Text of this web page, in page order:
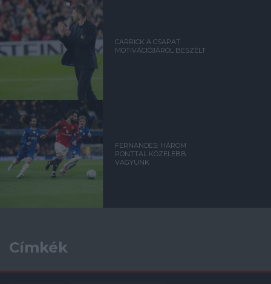
CARRICK A CSAPAT
MOTIVÁCIÓJÁRÓL BESZÉLT
FERNANDES: HÁROM
PONTTAL KÖZELEBB
VAGYUNK
Címkék